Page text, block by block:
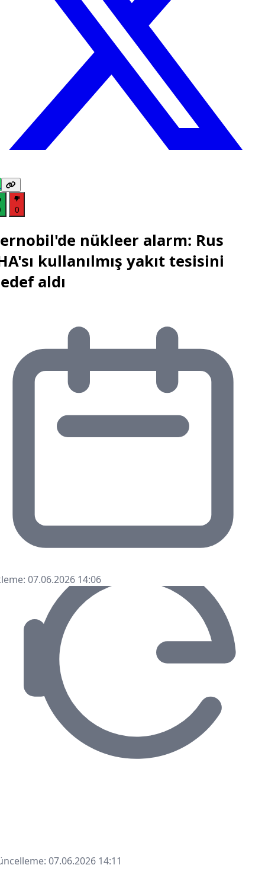
0
nükleer alarm: Rus
kullanılmış yakıt tesisini
aldı
07.06.2026 14:06
07.06.2026 14:11